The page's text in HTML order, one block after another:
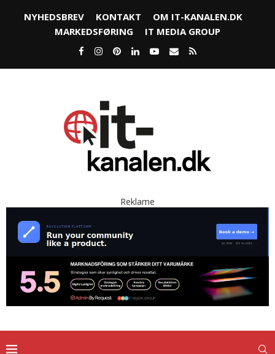
NYHEDSBREV KONTAKT
OM IT-KANALEN.DK
MARKEDSFØRING
IT MEDIA GROUP
Reklame